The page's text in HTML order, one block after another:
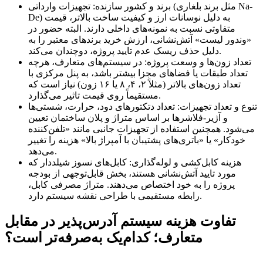
برند و کشور سازنده: تجهیزات وارداتی (مثل برند بلغاری Na-
De) به دلیل نوسانات ارز و کیفیت ساخت بالاتر، قیمت
متفاوتی نسبت به نمونه‌های داخلی دارند. البته حضور در
«وندور لیست» آتش‌نشانی، ارزش خرید برندهای معتبر را به
دلیل حذف ریسک عدم تایید پروژه، دوچندان می‌کند.
تعداد زون‌ها و وسعت پروژه: در سیستم‌های متعارف، هرچه
تعداد طبقات یا فضاهای مجزا بیشتر باشد، به پنل مرکزی با
تعداد زون‌های بالاتر (مثلاً ۲، ۴، ۸ یا ۱۶ زون) نیاز است که
مستقیماً روی قیمت تاثیر می‌گذارد.
تنوع و تعداد تجهیزات: تعداد دتکتورهای دود، حرارت، شستی‌ها
و آژیر-فلاشرها بر اساس متراژ و پلان ساختمان تعیین
می‌شود. همچنین استفاده از تجهیزات جانبی مانند «تلفن‌کننده
خودکار» یا «باتری‌های پشتیبان با آمپراژ بالا» هزینه را تغییر
می‌دهد.
هزینه کابل‌کشی و لوله‌گذاری: کابل‌های نسوز شیلددار که
مورد تایید آتش‌نشانی هستند، بخش قابل‌توجهی از بودجه
پروژه را به خود اختصاص می‌دهند. متراژ مصرفی کابل،
رابطه مستقیمی با طراحی نقشه سیستم دارد.
تفاوت هزینه سیستم آدرس‌پذیر در مقابل
متعارف؛ کدام‌یک به‌صرفه‌تر است؟